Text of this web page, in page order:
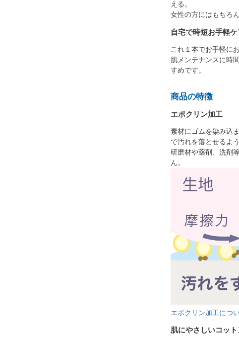
える。
女性の方にはもちろ
自宅で時短お手軽ケ
これ１本でお手軽に
肌メンテナンスに時
すめです。
商品の特徴
エポクリン加工
素材にゴムを染み込
で汚れを落とせるよ
研磨材や薬剤、洗剤
ん。
エポクリン加工につ
肌にやさしいコッ